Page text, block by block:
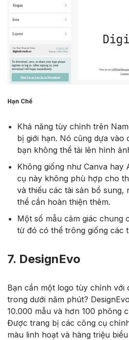
Hạn Chế
Khả năng tùy chỉnh trên
bị giới hạn. Nó cũng dựa vào
bạn không thể tải lên hình
Không giống như Canva hay
cụ này không phù hợp cho
và thiếu các tài sản bổ sung,
thể cần hoàn thiện thêm.
Một số mẫu cảm giác chung
từ đó có thể trông giống các
7. DesignEvo
Bạn cần một logo tùy chỉnh với
trong dưới năm phút?
10.000 mẫu và hơn 100 phông
Được trang bị các công cụ
màu linh hoạt và hàng triệu